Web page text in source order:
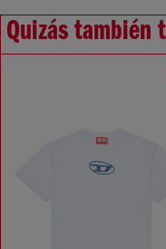
Quizás también